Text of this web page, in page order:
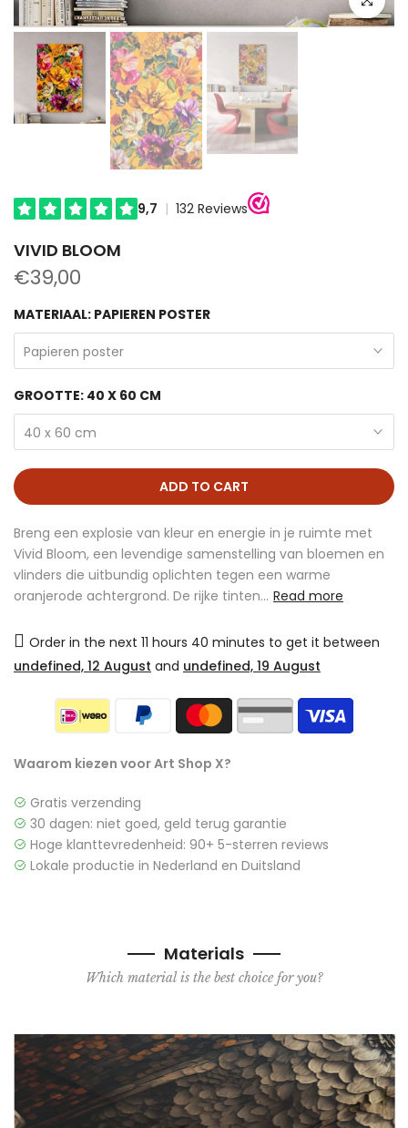
VIVID BLOOM
€39,00
MATERIAAL: PAPIEREN POSTER
Papieren poster
GROOTTE: 40 X 60 CM
40 x 60 cm
ADD TO CART
Breng een explosie van kleur en energie in je ruimte met
Vivid Bloom, een levendige samenstelling van bloemen en
vlinders die uitbundig oplichten tegen een warme
oranjerode achtergrond. De rijke tinten... Read more
Order in the next 11 hours 40 minutes to get it between
undefined, 12 August and undefined, 19 August
Waarom kiezen voor Art Shop X?
Gratis verzending
30 dagen: niet goed, geld terug garantie
Hoge klanttevredenheid: 90+ 5-sterren reviews
Lokale productie in Nederland en Duitsland
Materials
Which material is the best choice for you?